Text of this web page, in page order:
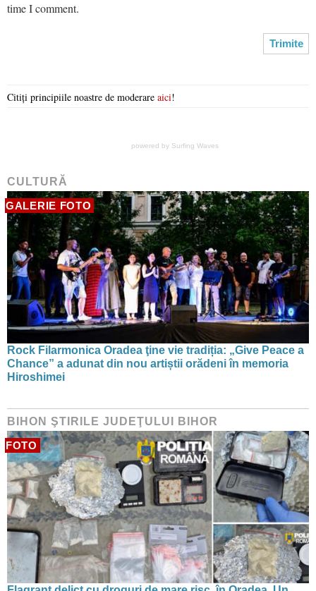
time I comment.
Citiți principiile noastre de moderare aici!
powered by Surfing Waves
CULTURĂ
GALERIE FOTO
Rock Filarmonica Oradea ţine vie tradiția: „Give Peace a
Chance” a adunat din nou artiștii orădeni în memoria
Hiroshimei
BIHON ŞTIRILE JUDEŢULUI BIHOR
FOTO